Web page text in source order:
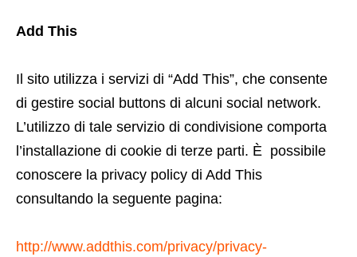
Add This
Il sito utilizza i servizi di “Add This”, che consente
di gestire social buttons di alcuni social network.
L’utilizzo di tale servizio di condivisione comporta
l’installazione di cookie di terze parti. È possibile
conoscere la privacy policy di Add This
consultando la seguente pagina:
http://www.addthis.com/privacy/privacy-